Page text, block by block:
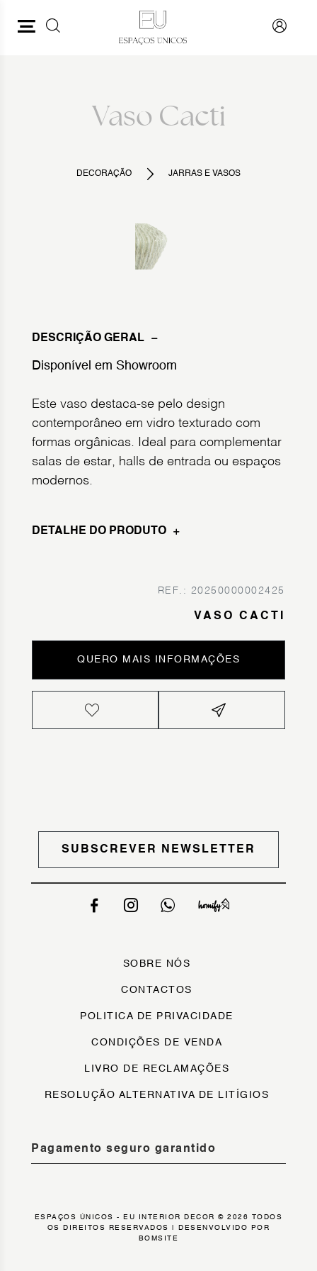
Vaso Cacti
DECORAÇÃO JARRAS E VASOS
DESCRIÇÃO GERAL
Disponível em Showroom
Este vaso destaca-se pelo design
contemporâneo em vidro texturado com
formas orgânicas. Ideal para complementar
salas de estar, halls de entrada ou espaços
modernos.
DETALHE DO PRODUTO
REF.: 20250000002425
VASO CACTI
QUERO MAIS INFORMAÇÕES
SUBSCREVER NEWSLETTER
SOBRE NÓS
CONTACTOS
POLITICA DE PRIVACIDADE
CONDIÇÕES DE VENDA
LIVRO DE RECLAMAÇÕES
RESOLUÇÃO ALTERNATIVA DE LITÍGIOS
Pagamento seguro garantido
ESPAÇOS ÚNICOS - EU INTERIOR DECOR © 2026 TODOS
OS DIREITOS RESERVADOS | DESENVOLVIDO POR
BOMSITE
PESQUISAR